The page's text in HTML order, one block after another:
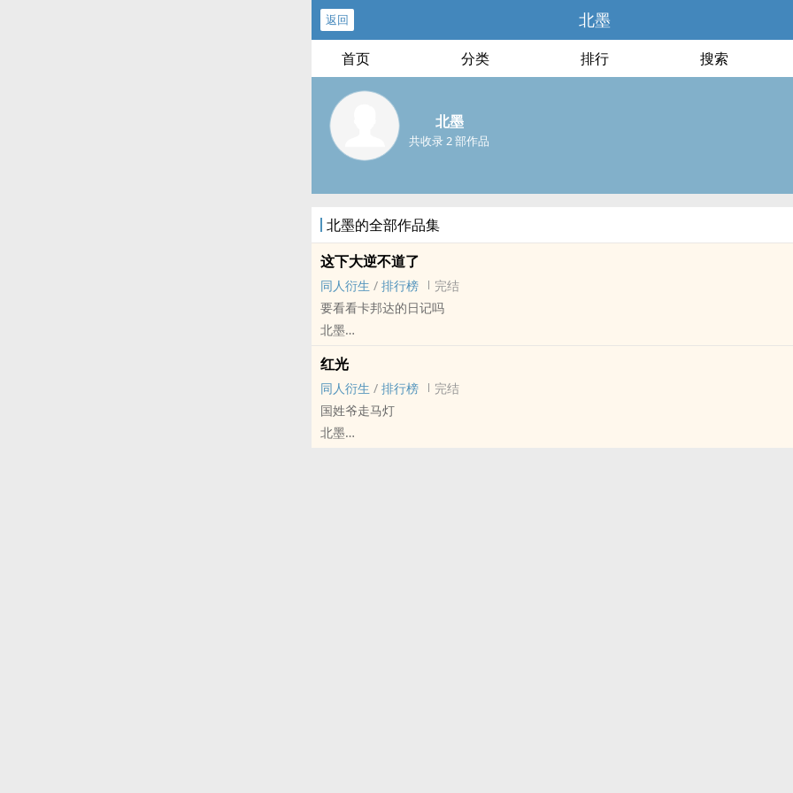
返回 北墨
首页 分类 排行 搜索
北墨
共收录 2 部作品
北墨的全部作品集
这下大逆不道了
同人衍生 / 排行榜
完结
要看看卡邦达的日记吗
北墨
红光
同人衍生 / 排行榜
完结
国姓爷走马灯
北墨